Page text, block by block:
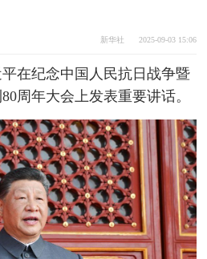
新华社 2025-09-03 15:06
在纪念中国人民抗日战争暨
周年大会上发表重要讲话。